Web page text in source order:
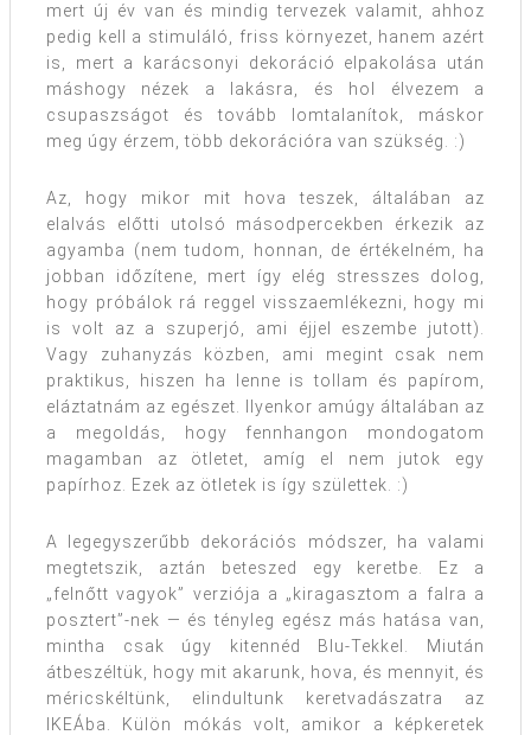
mert új év van és mindig tervezek valamit, ahhoz
pedig kell a stimuláló, friss környezet, hanem azért
is, mert a karácsonyi dekoráció elpakolása után
máshogy nézek a lakásra, és hol élvezem a
csupaszságot és tovább lomtalanítok, máskor
meg úgy érzem, több dekorációra van szükség. :)
Az, hogy mikor mit hova teszek, általában az
elalvás előtti utolsó másodpercekben érkezik az
agyamba (nem tudom, honnan, de értékelném, ha
jobban időzítene, mert így elég stresszes dolog,
hogy próbálok rá reggel visszaemlékezni, hogy mi
is volt az a szuperjó, ami éjjel eszembe jutott).
Vagy zuhanyzás közben, ami megint csak nem
praktikus, hiszen ha lenne is tollam és papírom,
eláztatnám az egészet. Ilyenkor amúgy általában az
a megoldás, hogy fennhangon mondogatom
magamban az ötletet, amíg el nem jutok egy
papírhoz. Ezek az ötletek is így születtek. :)
A legegyszerűbb dekorációs módszer, ha valami
megtetszik, aztán beteszed egy keretbe. Ez a
„felnőtt vagyok” verziója a „kiragasztom a falra a
posztert”-nek — és tényleg egész más hatása van,
mintha csak úgy kitennéd Blu-Tekkel. Miután
átbeszéltük, hogy mit akarunk, hova, és mennyit, és
méricskéltünk, elindultunk keretvadászatra az
IKEÁba. Külön mókás volt, amikor a képkeretek